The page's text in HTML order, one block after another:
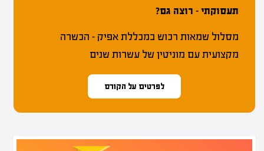
תעסוקתי – רוצה גם?
מסלול שמאות רכוש במכללת אפיק – הכשרה
מקצועית עם מוניטין של עשרות שנים
לפרטים על הקורס